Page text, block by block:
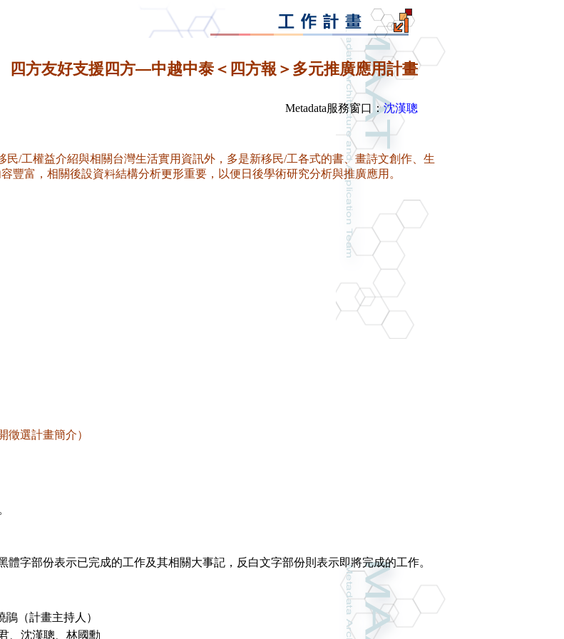
四方友好支援四方—中越中泰＜四方報＞多元推廣應用計畫
Metadata服務窗口：沈漢聰
/工權益介紹與相關台灣生活實用資訊外，多是新移民/工各式的書、畫詩文創作、生
豐富，相關後設資料結構分析更形重要，以便日後學術研究分析與推廣應用。
徵選計畫簡介）
體字部份表示已完成的工作及其相關大事記，反白文字部份則表示即將完成的工作。
（計畫主持人）
、沈漢聰、林國勳